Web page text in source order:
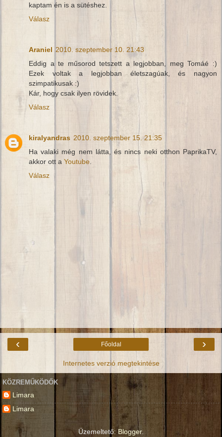
kaptam én is a sütéshez.
Válasz
Araniel 2010. szeptember 10. 21:43
Eddig a te műsorod tetszett a legjobban, meg Tomáé :)
Ezek voltak a legjobban életszagúak, és nagyon
szimpatikusak :)
Kár, hogy csak ilyen rövidek.
Válasz
kiralyandras 2010. szeptember 15. 21:35
Ha valaki még nem látta, és nincs neki otthon PaprikaTV,
akkor ott a Youtube
Válasz
‹ ›
Főoldal
Internetes verzió megtekintése
KÖZREMŰKÖDŐK
Limara
Limara
Üzemeltető:Blogger.